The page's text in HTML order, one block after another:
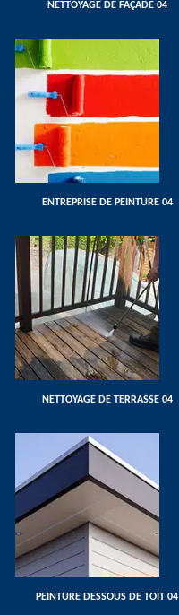
NETTOYAGE DE FAÇADE 04
ENTREPRISE DE PEINTURE 04
NETTOYAGE DE TERRASSE 04
PEINTURE DESSOUS DE TOIT 04